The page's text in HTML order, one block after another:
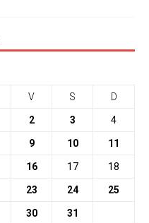
V S D
2 3 4
9 10 11
16 17 18
23 24 25
30
31